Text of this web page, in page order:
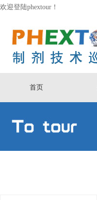
欢迎登陆phextour！
首页